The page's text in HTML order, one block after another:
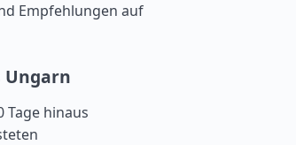
Empfehlungen auf
Ungarn
Tage hinaus